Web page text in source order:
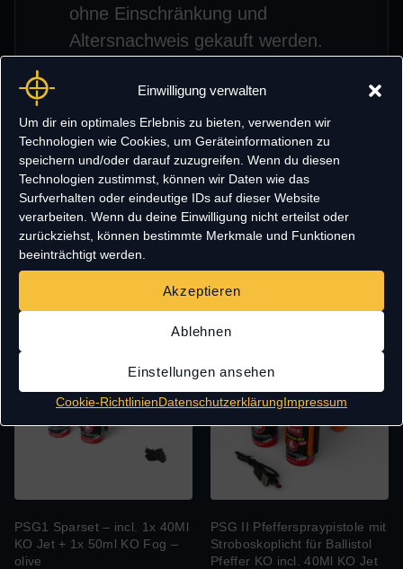
Einwilligung verwalten
Um dir ein optimales Erlebnis zu bieten, verwenden wir
Technologien wie Cookies, um Geräteinformationen zu
speichern und/oder darauf zuzugreifen. Wenn du diesen
Technologien zustimmst, können wir Daten wie das
Surfverhalten oder eindeutige IDs auf dieser Website
verarbeiten. Wenn du deine Einwilligung nicht erteilst oder
zurückziehst, können bestimmte Merkmale und Funktionen
beeinträchtigt werden.
Akzeptieren
Ablehnen
Einstellungen ansehen
Cookie-RichtlinienDatenschutzerklärungImpressum
ohne Einschränkung und
Altersnachweis gekauft werden.
Bitte wählen ob 40ml Dose oder 50ml
Ähnliche Produkte
PSG1 Sparset – incl. 1x 40Ml
KO Jet + 1x 50ml KO Fog –
olive
PSG II Pfefferspraypistole mit
Stroboskoplicht für Ballistol
Pfeffer KO incl. 40Ml KO Jet